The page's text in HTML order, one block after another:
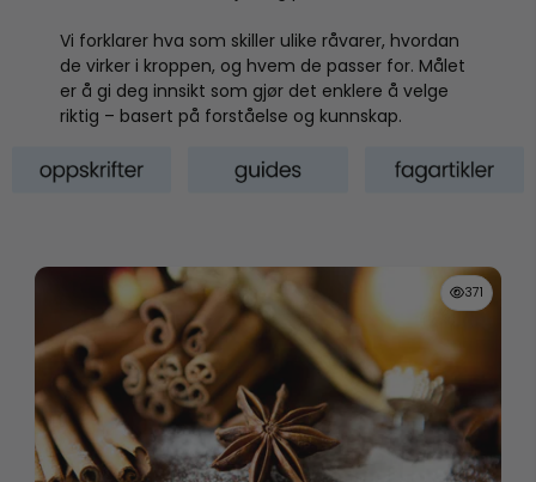
Vi forklarer hva som skiller ulike råvarer, hvordan
de virker i kroppen, og hvem de passer for. Målet
er å gi deg innsikt som gjør det enklere å velge
riktig – basert på forståelse og kunnskap.
371